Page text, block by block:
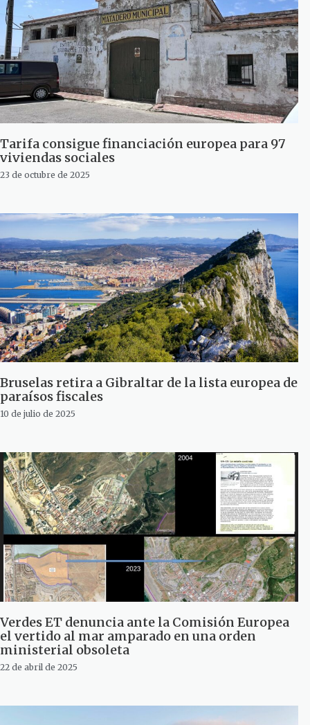
Tarifa consigue financiación europea para 97
viviendas sociales
23 de octubre de 2025
Bruselas retira a Gibraltar de la lista europea de
paraísos fiscales
10 de julio de 2025
Verdes ET denuncia ante la Comisión Europea
el vertido al mar amparado en una orden
ministerial obsoleta
22 de abril de 2025